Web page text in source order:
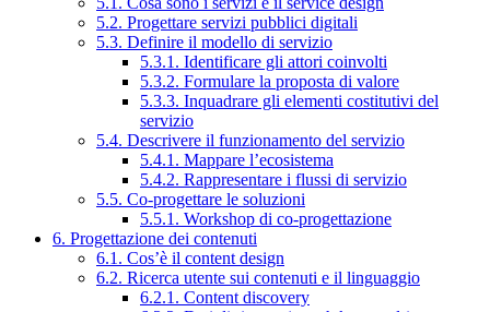
5.2. Progettare servizi pubblici digitali
5.3. Definire il modello di servizio
5.3.1. Identificare gli attori coinvolti
5.3.2. Formulare la proposta di valore
5.3.3. Inquadrare gli elementi costitutivi del
servizio
5.4. Descrivere il funzionamento del servizio
5.4.1. Mappare l’ecosistema
5.4.2. Rappresentare i flussi di servizio
5.5. Co-progettare le soluzioni
5.5.1. Workshop di co-progettazione
6. Progettazione dei contenuti
6.1. Cos’è il content design
6.2. Ricerca utente sui contenuti e il linguaggio
6.2.1. Content discovery